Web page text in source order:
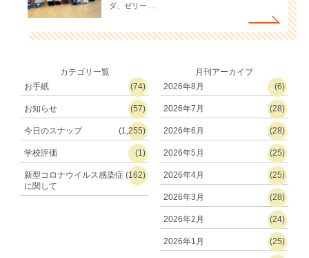
ダ、ゼリー ...
カテゴリ一覧
お手紙
(74)
お知らせ (57)
今日のスナップ (1,255)
学校評価 (1)
新型コロナウイルス感染症
に関して
(162)
月刊アーカイブ
2026年8月
(6)
2026年7月 (28)
2026年6月 (28)
2026年5月 (25)
2026年4月 (25)
2026年3月 (28)
2026年2月 (24)
2026年1月 (25)